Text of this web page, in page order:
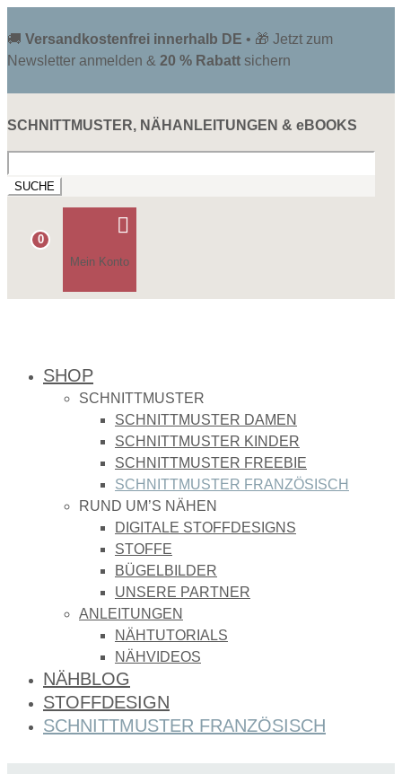
🚚 Versandkostenfrei innerhalb DE • 🎁 Jetzt zum
Newsletter anmelden & 20 % Rabatt sichern
SCHNITTMUSTER, NÄHANLEITUNGEN & eBOOKS
nach:
0

Mein Konto
SHOP
SCHNITTMUSTER
SCHNITTMUSTER DAMEN
SCHNITTMUSTER KINDER
SCHNITTMUSTER FREEBIE
SCHNITTMUSTER FRANZÖSISCH
RUND UM’S NÄHEN
DIGITALE STOFFDESIGNS​
STOFFE
BÜGELBILDER
UNSERE PARTNER
ANLEITUNGEN
NÄHTUTORIALS
NÄHVIDEOS
NÄHBLOG
STOFFDESIGN
SCHNITTMUSTER FRANZÖSISCH